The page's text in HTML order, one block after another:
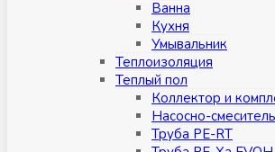
Ванна
Кухня
Умывальник
Теплоизоляция
Теплый пол
Коллектор и
Насосно-
Труба PE-RT